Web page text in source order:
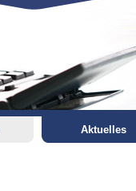
Aktuelles